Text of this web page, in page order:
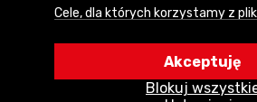
Informacja o plikach cookies
Cele, dla których korzystamy z
• Uwierzytelnienie użytkowników w
• Optymalizowanie wydajności i
Blokuj
Akceptuję